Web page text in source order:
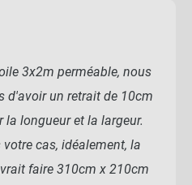
3x2m perméable, nous
d'avoir un retrait de 10cm
la longueur et la largeur.
cas, idéalement, la
faire 310cm x 210cm